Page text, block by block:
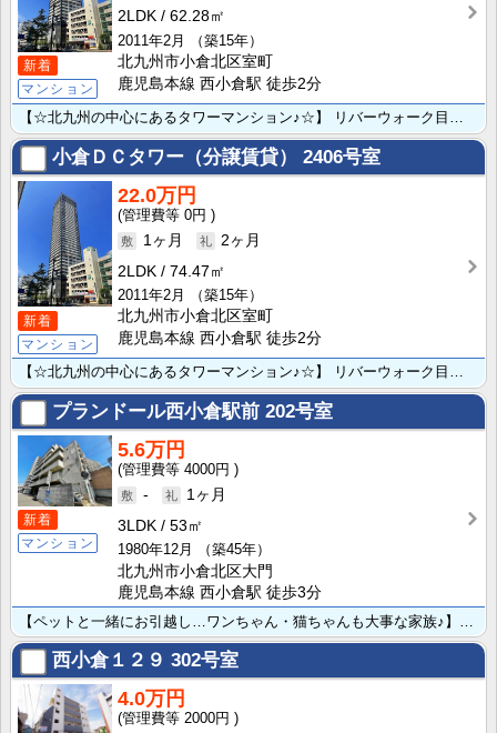
新着
マンション
2LDK
62.28㎡
2011年2月
（築15年）
北九州市小倉北区室町
鹿児島本線 西小倉駅 徒歩2分
【☆北九州の中心にあるタワーマンション♪☆】 リバーウォーク目の前♪食・職・遊の何をするにも最適な場･･･
小倉ＤＣタワー（分譲賃貸） 2406号室
新着
マンション
22.0万円
0円
1ヶ月
2ヶ月
2LDK
74.47㎡
2011年2月
（築15年）
北九州市小倉北区室町
鹿児島本線 西小倉駅 徒歩2分
【☆北九州の中心にあるタワーマンション♪☆】 リバーウォーク目の前♪食・職・遊の何をするにも最適な場･･･
プランドール西小倉駅前 202号室
新着
マンション
5.6万円
4000円
-
1ヶ月
3LDK
53㎡
1980年12月
（築45年）
北九州市小倉北区大門
鹿児島本線 西小倉駅 徒歩3分
西小倉１２９ 302号室
4.0万円
2000円